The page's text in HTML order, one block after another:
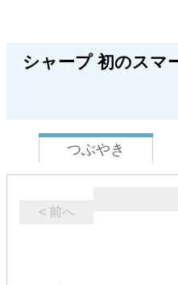
シャープ 初のスマ
つぶやき
< 前へ